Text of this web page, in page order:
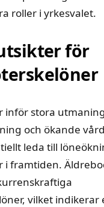
roller i yrkesvalet.
för
inför stora
och ökande
leda till
i framtiden.
, vilket indikerar